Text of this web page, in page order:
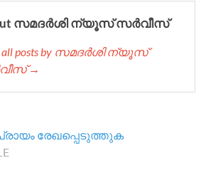
സമദർശി ന്യൂസ് സർവീസ്
all posts by സമദർശി ന്യൂസ്
→
രേഖപ്പെടുത്തുക